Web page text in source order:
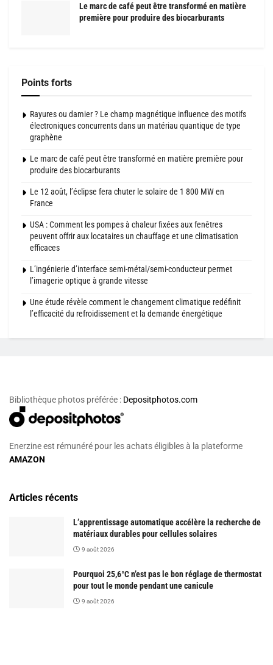
Le marc de café peut être transformé en matière
première pour produire des biocarburants
Points forts
Rayures ou damier ? Le champ magnétique influence des motifs
électroniques concurrents dans un matériau quantique de type
graphène
Le marc de café peut être transformé en matière première pour
produire des biocarburants
Le 12 août, l’éclipse fera chuter le solaire de 1 800 MW en
France
USA : Comment les pompes à chaleur fixées aux fenêtres
peuvent offrir aux locataires un chauffage et une climatisation
efficaces
L’ingénierie d’interface semi-métal/semi-conducteur permet
l’imagerie optique à grande vitesse
Une étude révèle comment le changement climatique redéfinit
l’efficacité du refroidissement et la demande énergétique
Bibliothèque photos préférée : Depositphotos.com
Enerzine est rémunéré pour les achats éligibles à la plateforme
AMAZON
Articles récents
L’apprentissage automatique accélère la recherche de
matériaux durables pour cellules solaires
9 août 2026
Pourquoi 25,6°C n’est pas le bon réglage de thermostat
pour tout le monde pendant une canicule
9 août 2026